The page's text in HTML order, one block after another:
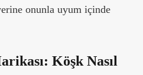
onunla uyum içinde
Köşk Nasıl